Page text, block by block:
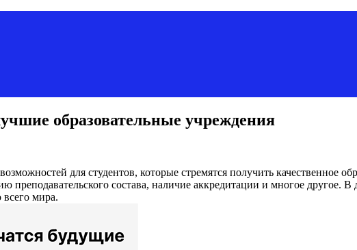
образовательные учреждения
для студентов, которые стремятся получить качественное
преподавательского состава, наличие аккредитации и многое
мира.